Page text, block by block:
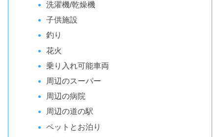
洗濯機/乾燥機
子供施設
釣り
花火
乗り入れ可能車両
周辺のスーパー
周辺の病院
周辺の道の駅
ペットとお泊り